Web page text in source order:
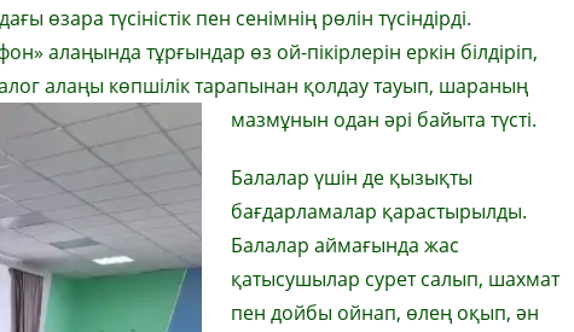
түсіністік пен сенімнің рөлін түсіндірді.
алаңында тұрғындар өз ой-пікірлерін еркін білдіріп,
алаңы көпшілік тарапынан қолдау тауып, шараның
мазмұнын одан әрі байыта түсті.
Балалар үшін де қызықты
бағдарламалар қарастырылды.
Балалар аймағында жас
қатысушылар сурет салып, шахмат
пен дойбы ойнап, өлең оқып, ән